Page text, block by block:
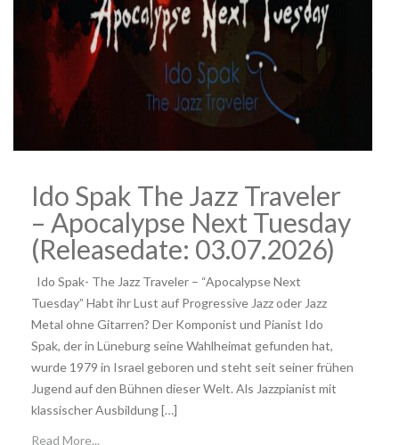
Ido Spak The Jazz Traveler
– Apocalypse Next Tuesday
(Releasedate: 03.07.2026)
Ido Spak- The Jazz Traveler – “Apocalypse Next
Tuesday” Habt ihr Lust auf Progressive Jazz oder Jazz
Metal ohne Gitarren? Der Komponist und Pianist Ido
Spak, der in Lüneburg seine Wahlheimat gefunden hat,
wurde 1979 in Israel geboren und steht seit seiner frühen
Jugend auf den Bühnen dieser Welt. Als Jazzpianist mit
klassischer Ausbildung […]
Read More...